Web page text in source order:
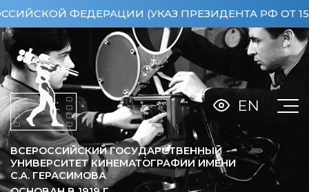
ФЕДЕРАЦИИ (УКАЗ ПРЕЗИДЕНТА РФ ОТ
ВСЕРОССИЙСКИЙ ГОСУДАРСТВЕННЫЙ
УНИВЕРСИТЕТ КИНЕМАТОГРАФИИ ИМЕНИ
С.А. ГЕРАСИМОВА
EN